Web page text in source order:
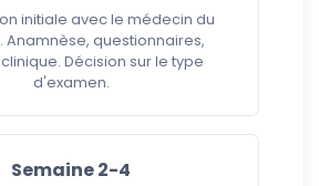
initiale avec le médecin du
Anamnèse, questionnaires,
Décision sur le type
d'examen.
Semaine 2-4